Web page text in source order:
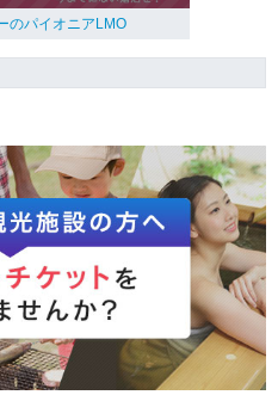
のパイオニアLMO